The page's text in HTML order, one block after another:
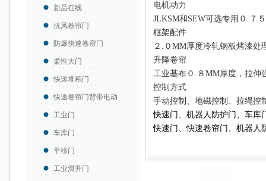
新品在线
抗风卷帘门
防爆快速卷帘门
柔性大门
快速堆积门
快速卷帘门背带电动
工业门
车库门
平移门
工业滑升门
电机动力
JLKSM和SEW可选专用０.７
框架配件
２.０MM厚度冷轧钢板烤漆处
升降卷帘
工业基布０.８MM厚度，拉伸
控制方式
手动控制、地磁控制、拉绳控
快速门 、机器人防护门、车库
快速门、快速卷帘门、机器人